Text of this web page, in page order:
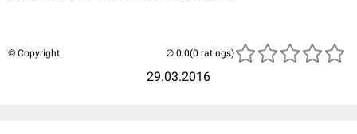
© Copyright
29.03.2016
(0 ratings)